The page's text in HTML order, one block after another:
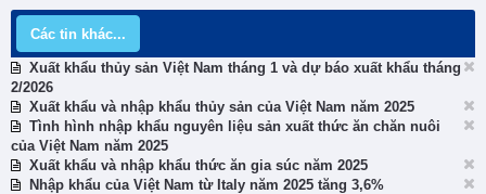
Các tin khác...
Xuất khẩu thủy sản Việt Nam tháng 1 và dự báo xuất khẩu tháng
2/2026
Xuất khẩu và nhập khẩu thủy sản của Việt Nam năm 2025
Tình hình nhập khẩu nguyên liệu sản xuất thức ăn chăn nuôi
của Việt Nam năm 2025
Xuất khẩu và nhập khẩu thức ăn gia súc năm 2025
Nhập khẩu của Việt Nam từ Italy năm 2025 tăng 3,6%